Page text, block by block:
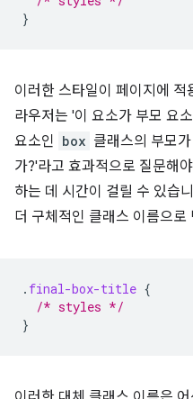
}
이러한 스타일이 페이지에
라우저는 '이 요소가 부모 요
요소인 box 클래스의 부모
가?'라고 효과적으로 질문해
하는 데 시간이 걸릴 수 있습
더 구체적인 클래스 이름으로
. final-box-title {
/* styles */
}